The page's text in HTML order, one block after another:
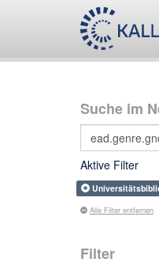
Suche im
Aktive Filter
Alle Filter entfernen
Filter